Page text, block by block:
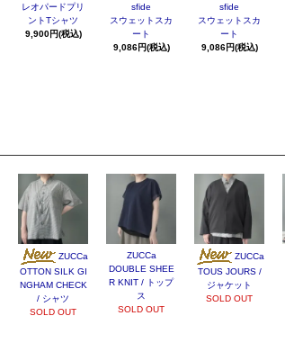
レオパードプリ
ントTシャツ
9,900円(税込)
sfide
スウェットスカ
ート
9,086円(税込)
sfide
スウェットスカ
ート
9,086円(税込)
ZUCCa
OTTON SILK GI
NGHAM CHECK
/ シャツ
SOLD OUT
ZUCCa
DOUBLE SHEE
R KNIT / トップ
ス
SOLD OUT
ZUCCa
TOUS JOURS /
ジャケット
SOLD OUT